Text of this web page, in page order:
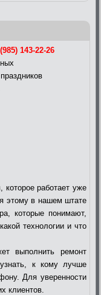
143-22-26
работает уже
этому в нашем штате
которые понимают,
технологии и что
выполнить ремонт
к кому лучше
Для уверенности
клиентов.